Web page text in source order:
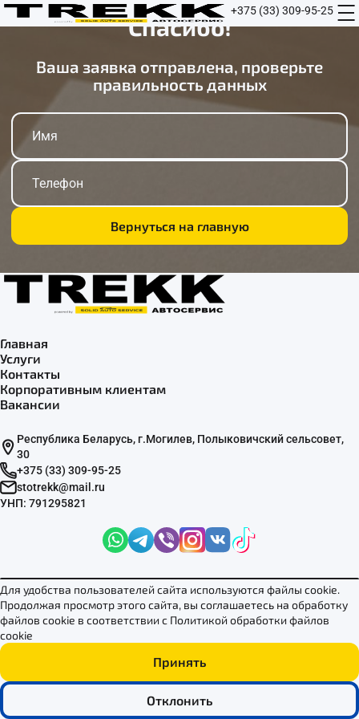
+375 (33) 309-95-25
Спасибо!
Ваша заявка отправлена, проверьте
правильность данных
Вернуться на главную
Главная
Услуги
Контакты
Корпоративным клиентам
Вакансии
Республика Беларусь, г.Могилев, Полыковичский сельсовет,
30
+375 (33) 309-95-25
stotrekk@mail.ru
УНП: 791295821
Политика конфиденциальностиПолитика обработки файлов cookie
Договор публичной оферты
данных
Для удобства пользователей сайта используются файлы cookie.
Продолжая просмотр этого сайта, вы соглашаетесь на обработку
файлов cookie в соответствии с Политикой обработки файлов
cookie
Принять
Отклонить